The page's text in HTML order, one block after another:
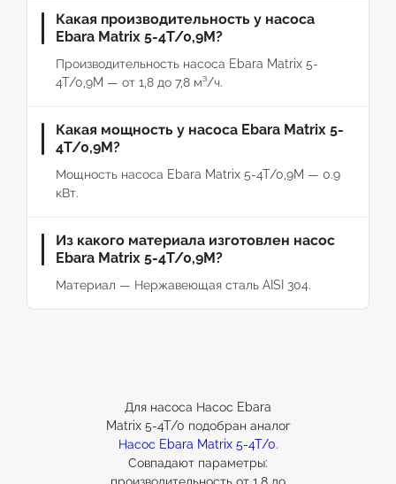
Какая производительность у насоса
Ebara Matrix 5-4T/0,9M?
Производительность насоса Ebara Matrix 5-
4T/0,9M — от 1,8 до 7,8 м³/ч.
Какая мощность у насоса Ebara Matrix 5-
4T/0,9M?
Мощность насоса Ebara Matrix 5-4T/0,9M — 0.9
кВт.
Из какого материала изготовлен насос
Ebara Matrix 5-4T/0,9M?
Материал — Нержавеющая сталь AISI 304.
Для насоса Насос Ebara
Matrix 5-4T/0 подобран аналог
Насос Ebara Matrix 5-4T/0.
Совпадают параметры: